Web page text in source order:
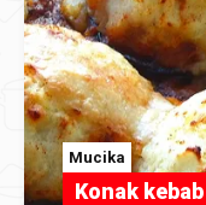
Mucika
Konak kebab